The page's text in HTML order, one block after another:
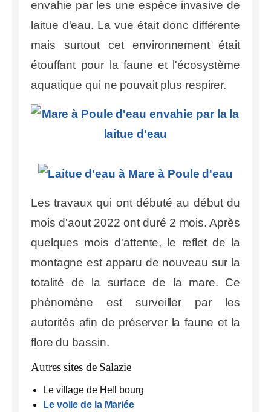
envahie par les une espèce invasive de
laitue d'eau. La vue était donc différente
mais surtout cet environnement était
étouffant pour la faune et l'écosystème
aquatique qui ne pouvait plus respirer.
Les travaux qui ont débuté au début du
mois d'aout 2022 ont duré 2 mois. Après
quelques mois d'attente, le reflet de la
montagne est apparu de nouveau sur la
totalité de la surface de la mare. Ce
phénomène est surveiller par les
autorités afin de préserver la faune et la
flore du bassin.
Autres sites de Salazie
Le village de Hell bourg
Le voile de la Mariée